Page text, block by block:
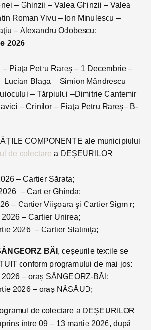
– Ghinzii – Valea Ghinzii – Valea
Roman Vivu – Ion Minulescu –
– Alexandru Odobescu;
2026
Piaţa Petru Rareş – 1 Decembrie –
Blaga – Simion Mȃndrescu –
– Tărpiului –Dimitrie Cantemir
– Crinilor – Piaţa Petru Rareş– B-
COMPONENTE ale municipiului
de colectare a DEȘEURILOR
– Cartier Sărata;
– Cartier Ghinda;
– Cartier Viişoara şi Cartier Sigmir;
– Cartier Unirea;
2026 – Cartier Slatiniţa;
BĂI , deșeurile textile se
conform programului de mai jos:
– oraș SÂNGEORZ-BĂI;
2026 – oraș NĂSĂUD;
de colectare a DEȘEURILOR
între 09 – 13 martie 2026, după